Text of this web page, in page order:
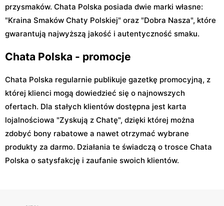
przysmaków. Chata Polska posiada dwie marki własne:
"Kraina Smaków Chaty Polskiej" oraz "Dobra Nasza", które
gwarantują najwyższą jakość i autentyczność smaku.
Chata Polska - promocje
Chata Polska regularnie publikuje gazetkę promocyjną, z
której klienci mogą dowiedzieć się o najnowszych
ofertach. Dla stałych klientów dostępna jest karta
lojalnościowa "Zyskują z Chatę", dzięki której można
zdobyć bony rabatowe a nawet otrzymać wybrane
produkty za darmo. Działania te świadczą o trosce Chata
Polska o satysfakcję i zaufanie swoich klientów.